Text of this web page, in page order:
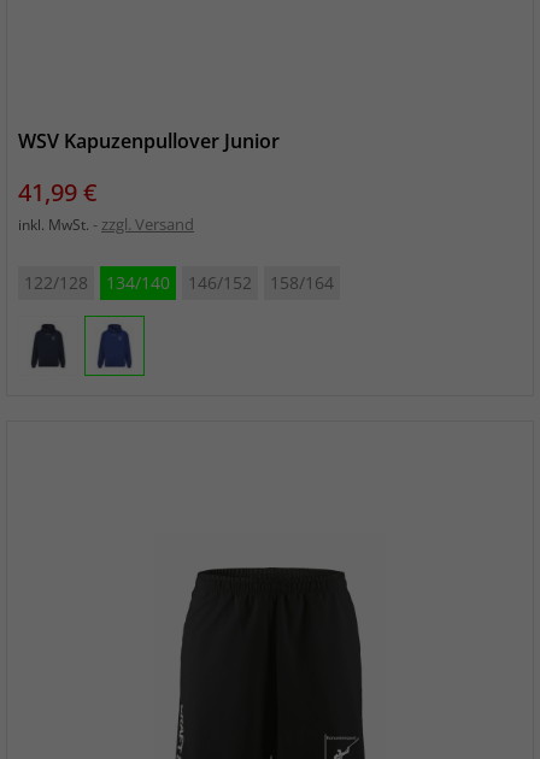
WSV Kapuzenpullover Junior
Preis
41,99 €
inkl. MwSt. zzgl. Versand
122/128 134/140 146/152 158/164